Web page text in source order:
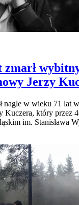
zmarł
Jerzy
nagle w wieku 71 lat
Kuczera, który przez
im. Stanisława